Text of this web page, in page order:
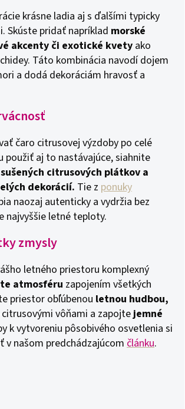
krásne ladia aj s ďalšími typicky
Skúste pridať napríklad morské
akcenty či exotické kvety ako
Táto kombinácia navodí dojem
a dodá dekoráciám hravosť a
čaro citrusovej výzdoby po celé
použiť aj to nastávajúce, siahnite
citrusových plátkov a
dekorácií. Tie z ponuky
naozaj autenticky a vydržia bez
najvyššie letné teploty.
zmysly
letného priestoru komplexný
atmosféru zapojením všetkých
priestor obľúbenou letnou hudbou,
citrusovými vôňami a zapojtejemné
k vytvoreniu pôsobivého osvetlenia si
v našom predchádzajúcom článku.